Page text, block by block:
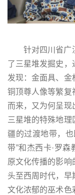
针对四川省广
了三星堆发掘史，
发现：金面具、金
铜顶尊人像等繁复
而来，又为何呈现
三星堆的特殊地
疆的过渡地带，
带”和杰西卡·罗森
原文化传播的影响
头至西周时代，早
文化浓郁的巫术色